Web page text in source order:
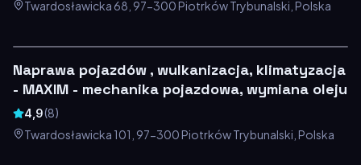
Twardosławicka 68, 97-300 Piotrków Trybunalski, Polska
Naprawa pojazdów , wulkanizacja, klimatyzacja
- MAXIM - mechanika pojazdowa, wymiana oleju
4,9(8)
Twardosławicka 101, 97-300 Piotrków Trybunalski, Polska